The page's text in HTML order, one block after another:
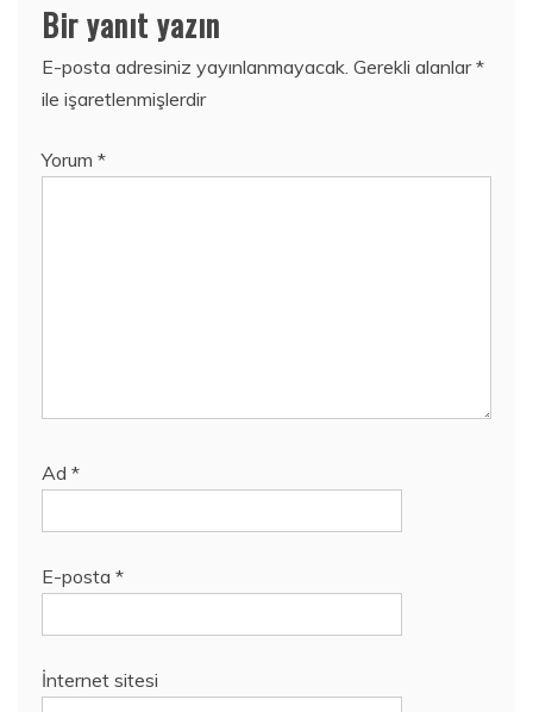
Bir yanıt yazın
E-posta adresiniz yayınlanmayacak. Gerekli alanlar*
ile işaretlenmişlerdir
Yorum *
Ad *
E-posta *
İnternet sitesi